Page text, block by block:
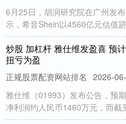
6月25日，胡润研究院在广州发
示，希音Shein以4560亿元估值
炒股 加杠杆 雅仕维发盈喜 预
扭亏为盈
正规股票配资网站排名 2026-
雅仕维（01993）发布公告，预
净利润约人民币1460万元，而截